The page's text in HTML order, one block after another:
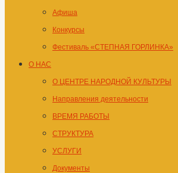
Афиша
Конкурсы
Фестиваль «СТЕПНАЯ ГОРЛИНКА»
О НАС
О ЦЕНТРЕ НАРОДНОЙ КУЛЬТУРЫ
Направления деятельности
ВРЕМЯ РАБОТЫ
СТРУКТУРА
УСЛУГИ
Документы